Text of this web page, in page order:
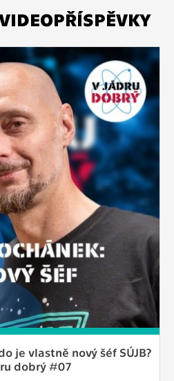
je vlastně nový šéf SÚJB?
dobrý #07